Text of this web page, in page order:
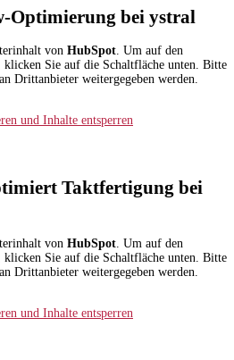
Optimierung bei ystral
von HubSpot. Um auf den
Sie auf die Schaltfläche unten. Bitte
Drittanbieter weitergegeben werden.
und Inhalte entsperren
Taktfertigung bei
von HubSpot. Um auf den
Sie auf die Schaltfläche unten. Bitte
Drittanbieter weitergegeben werden.
und Inhalte entsperren